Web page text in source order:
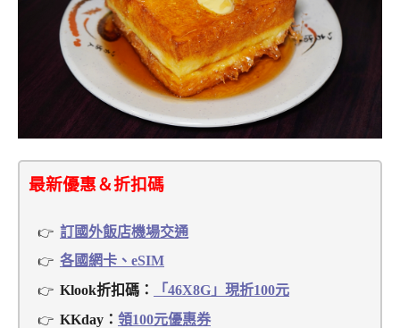
最新優惠＆折扣碼
訂國外飯店機場交通
各國網卡、eSIM
Klook折扣碼：
「46X8G」現折100元
KKday： 領100元優惠券